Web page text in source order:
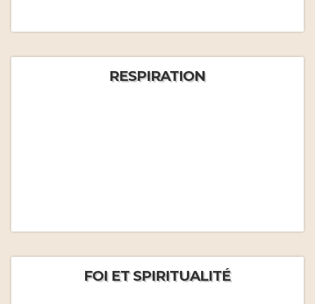
RESPIRATION
FOI ET SPIRITUALITÉ